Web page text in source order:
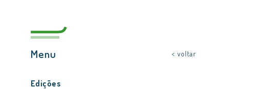
Menu < voltar
Edições